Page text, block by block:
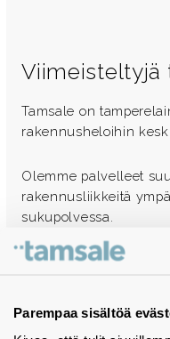
Parempaa sisältöä
Viimeisteltyjä
Tamsale on
rakennusheloihin
Olemme palvelleet
rakennusliikkeitä
sukupolvessa.
Ota yhteyttä -
Tuotekuvastot